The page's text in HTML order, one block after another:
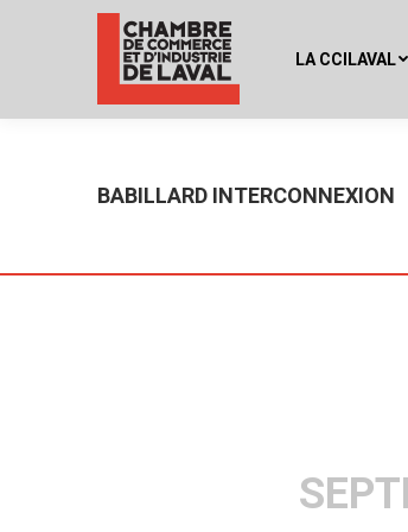
LA CCILAVAL
BABILLARD INTERCONNEXION